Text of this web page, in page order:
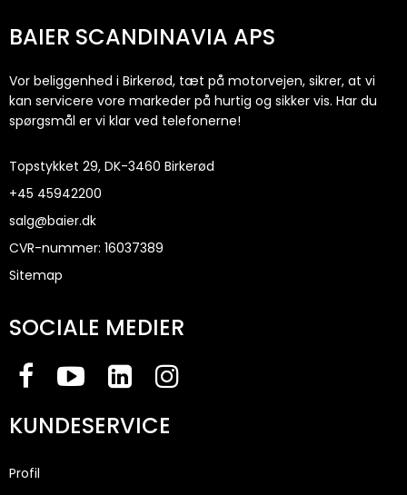
BAIER SCANDINAVIA APS
Vor beliggenhed i Birkerød, tæt på motorvejen, sikrer, at vi
kan servicere vore markeder på hurtig og sikker vis. Har du
spørgsmål er vi klar ved telefonerne!
Topstykket 29, DK-3460 Birkerød
+45 45942200
salg@baier.dk
CVR-nummer: 16037389
Sitemap
SOCIALE MEDIER
KUNDESERVICE
Profil